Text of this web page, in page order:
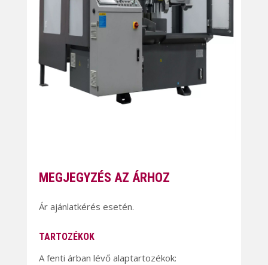
MEGJEGYZÉS AZ ÁRHOZ
Ár ajánlatkérés esetén.
TARTOZÉKOK
A fenti árban lévő alaptartozékok: